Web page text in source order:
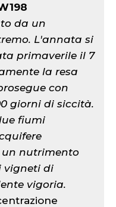
da un
L'annata si
primaverile il 7
la resa
con
giorni di siccità.
fiumi
nutrimento
vigneti di
vigoria.